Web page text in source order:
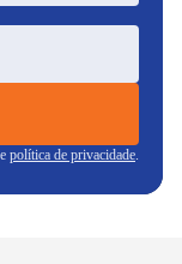
política de privacidade.